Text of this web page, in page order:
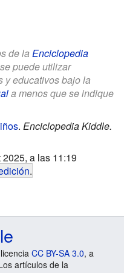
de la Enciclopedia
puede utilizar
y educativos bajo la
a menos que se indique
. Enciclopedia Kiddle.
a las 11:19
.
CC BY-SA 3.0, a
artículos de la